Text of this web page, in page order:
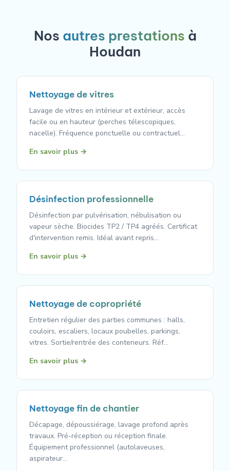
Nos autres prestations à
Houdan
Nettoyage de vitres
Lavage de vitres en intérieur et extérieur, accès
facile ou en hauteur (perches télescopiques,
nacelle). Fréquence ponctuelle ou contractuel…
En savoir plus →
Désinfection professionnelle
Désinfection par pulvérisation, nébulisation ou
vapeur sèche. Biocides TP2 / TP4 agréés. Certificat
d'intervention remis. Idéal avant repris…
En savoir plus →
Nettoyage de copropriété
Entretien régulier des parties communes : halls,
couloirs, escaliers, locaux poubelles, parkings,
vitres. Sortie/rentrée des conteneurs. Réf…
En savoir plus →
Nettoyage fin de chantier
Décapage, dépoussiérage, lavage profond après
travaux. Pré-réception ou réception finale.
Équipement professionnel (autolaveuses,
aspirateur…